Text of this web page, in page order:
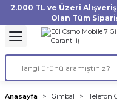
2.000 TL ve Üzeri
Olan Tüm Geri
Geri
Geri
Geri
Geri
Geri
Geri
Geri
Geri
Geri
Geri
Geri
Anasayfa Gimbal Telefon